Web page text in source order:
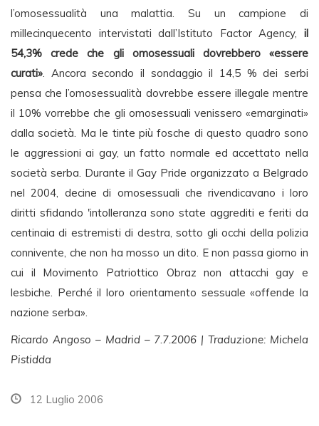
l’omosessualità una malattia. Su un campione di
millecinquecento intervistati dall’Istituto Factor Agency, il
54,3% crede che gli omosessuali dovrebbero «essere
curati». Ancora secondo il sondaggio il 14,5 % dei serbi
pensa che l’omosessualità dovrebbe essere illegale mentre
il 10% vorrebbe che gli omosessuali venissero «emarginati»
dalla società. Ma le tinte più fosche di questo quadro sono
le aggressioni ai gay, un fatto normale ed accettato nella
società serba. Durante il Gay Pride organizzato a Belgrado
nel 2004, decine di omosessuali che rivendicavano i loro
diritti sfidando 'intolleranza sono state aggrediti e feriti da
centinaia di estremisti di destra, sotto gli occhi della polizia
connivente, che non ha mosso un dito. E non passa giorno in
cui il Movimento Patriottico Obraz non attacchi gay e
lesbiche. Perché il loro orientamento sessuale «offende la
nazione serba».
Ricardo Angoso – Madrid – 7.7.2006 | Traduzione: Michela
Pistidda
12 Luglio 2006